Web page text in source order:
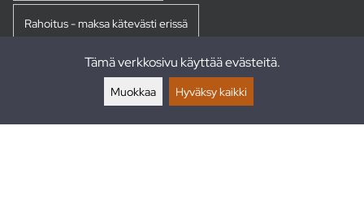
Rahoitus - maksa kätevästi erissä
Tämä verkkosivu käyttää evästeitä.
Muokkaa Hyväksy kaikki